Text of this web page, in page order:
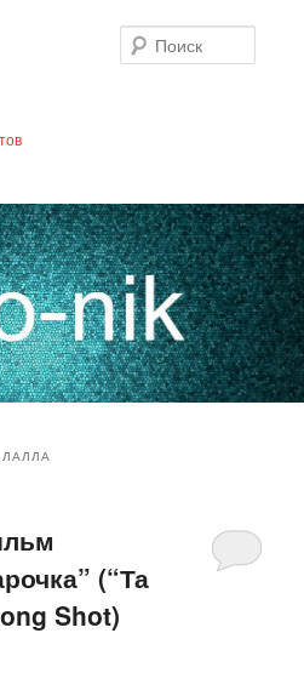
(“Та
Shot)